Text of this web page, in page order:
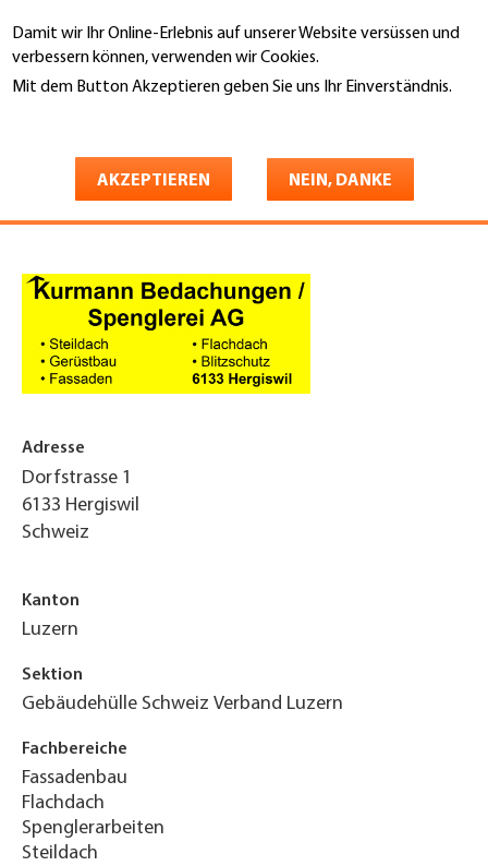
Damit wir Ihr Online-Erlebnis auf unserer Website versüssen und
verbessern können, verwenden wir Cookies.
Mit dem Button Akzeptieren geben Sie uns Ihr Einverständnis.
AKZEPTIEREN NEIN, DANKE
zum
Inhalt
Kurmann Bedachungen /
Spenglerei AG
Adresse
Dorfstrasse 1
6133 Hergiswil
Schweiz
Kanton
Luzern
Sektion
Gebäudehülle Schweiz Verband Luzern
Fachbereiche
Fassadenbau
Flachdach
Spenglerarbeiten
Steildach